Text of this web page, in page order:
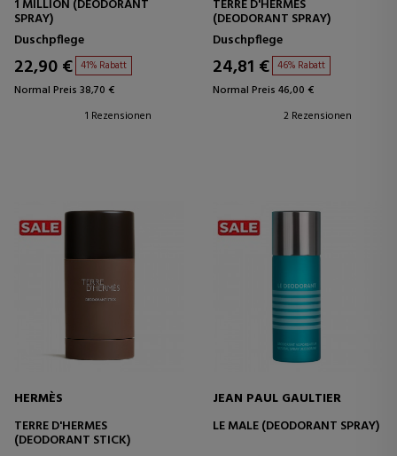
1 MILLION (DEODORANT
SPRAY)
Duschpflege
22,90 € 41% Rabatt
Normal Preis 38,70 €
1 Rezensionen
TERRE D'HERMES
(DEODORANT SPRAY)
Duschpflege
24,81 € 46% Rabatt
Normal Preis 46,00 €
2 Rezensionen
HERMÈS
TERRE D'HERMES
(DEODORANT STICK)
JEAN PAUL GAULTIER
LE MALE (DEODORANT SPRAY)